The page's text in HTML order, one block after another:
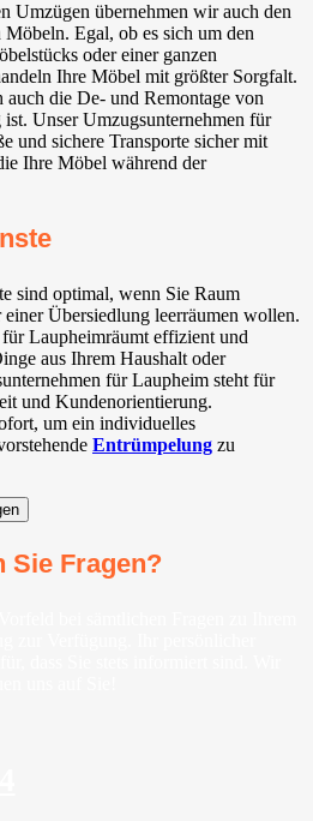
Umzügen übernehmen wir auch den
Egal, ob es sich um den
oder einer ganzen
Ihre Möbel mit größter Sorgfalt.
auch die De- und Remontage von
Unser Umzugsunternehmen für
und sichere Transporte sicher mit
Ihre Möbel während der
sind optimal, wenn Sie Raum
Übersiedlung leerräumen wollen.
Laupheimräumt effizient und
aus Ihrem Haushalt oder
für Laupheim steht für
und Kundenorientierung.
um ein individuelles
Entrümpelung zu
Sie Fragen?